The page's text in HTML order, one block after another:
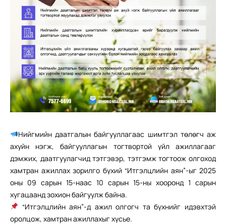
Нийгмийн даатгалын байгууллагаас шимтгэл төлөгч аж
ахуйн нэгж, байгууллагын тогтвортой үйл ажиллагааг
дэмжих, даатгуулагчид тэтгэвэр, тэтгэмж тогтоож олгоход
хамтран ажиллах зорилго бүхий “Итгэлцлийн аян”-ыг 2025
оны 09 сарын 15-наас 10 сарын 15-ны хооронд 1 сарын
хугацаанд зохион байгуулж байна.
“Итгэлцлийн аян”-д ажил олгогч та бүхнийг идэвхтэй
оролцож, хамтран ажиллахыг хүсье.